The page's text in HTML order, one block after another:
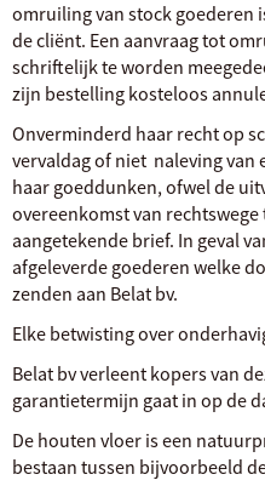
omruiling van stock goederen
de cliënt. Een aanvraag tot
schriftelijk te worden
zijn bestelling kosteloos
Onverminderd haar recht op
vervaldag of niet ­ naleving
haar goeddunken, ofwel de
overeenkomst van
aangetekende brief. In geval
afgeleverde goederen welke
zenden aan Belat bv.
Elke betwisting over
Belat bv verleent kopers van
garantietermijn gaat in op de
De houten vloer is een
bestaan tussen bijvoorbeeld